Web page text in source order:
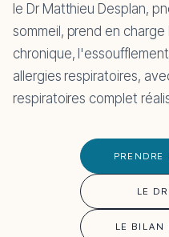
le Dr Matthieu Desplan,
sommeil, prend en charge
chronique,
allergies respiratoires,
respiratoires complet
PRENDRE
LE
LE BILAN